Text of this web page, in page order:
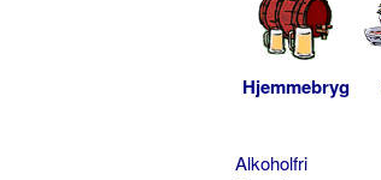
Hjemmebryg
Alkoholfri